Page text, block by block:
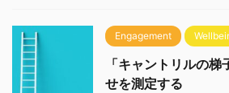
Engagement
「キャントリルの
せを測定する